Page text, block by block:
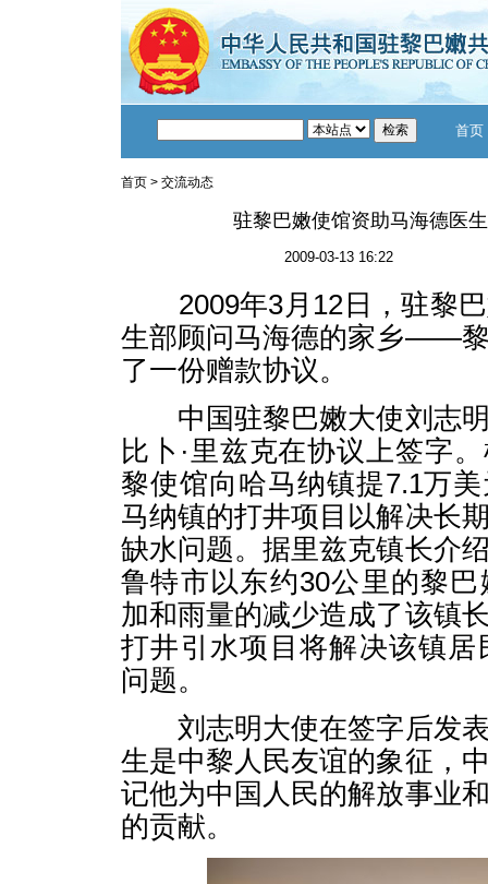
首页
首页 > 交流动态
驻黎巴嫩使馆资助马海德医
2009-03-13 16:22
2009年3月12日，驻黎巴
生部顾问马海德的家乡——
了一份赠款协议。
中国驻黎巴嫩大使刘志明
比卜·里兹克在协议上签字
黎使馆向哈马纳镇提7.1万
马纳镇的打井项目以解决长
缺水问题。据里兹克镇长介
鲁特市以东约30公里的黎
加和雨量的减少造成了该镇
打井引水项目将解决该镇居
问题。
刘志明大使在签字后发表
生是中黎人民友谊的象征，
记他为中国人民的解放事业
的贡献。